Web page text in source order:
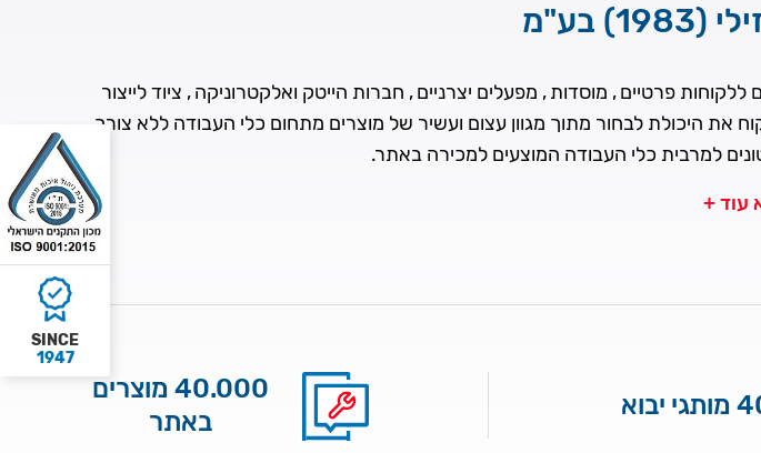
SINCE
1947
בע"מ
פרטיים , מוסדות , מפעלים יצרניים , חברות הייטק ואלקטרוניקה , ציוד לייצור
את היכולת לבחור מתוך מגוון עצום ועשיר של מוצרים מתחום כלי העבודה ללא צורך
למרבית כלי העבודה המוצעים למכירה באתר.
עוד +
יבוא
40.000 מוצרים
באתר